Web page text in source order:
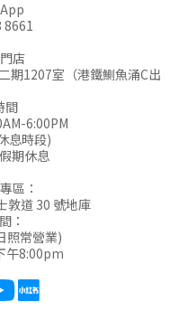
8661
店
期1207室（港鐵鰂魚涌C出
間
6:00PM
息時段)
期休息
區：
敦道 30 號地庫
：
照常營業)
午8:00pm